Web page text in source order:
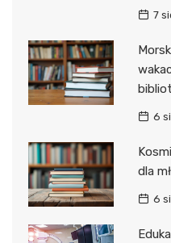
7
6
dla
6